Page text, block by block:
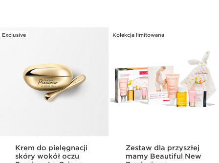
Exclusive
Krem do pielęgnacji
skóry wokół oczu
Kolekcja limitowana
Zestaw dla przyszłej
mamy Beautiful New